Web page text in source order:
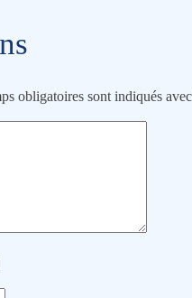
obligatoires sont indiqués avec